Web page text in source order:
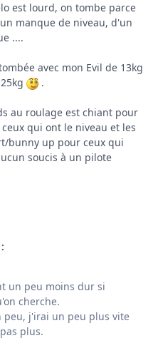
est lourd, on tombe parce
manque de niveau, d'un
....
avec mon Evil de 13kg
.
au roulage est chiant pour
qui ont le niveau et les
bunny up pour ceux qui
soucis à un pilote
un peu moins dur si
cherche.
peu, j'irai un peu plus vite
plus.